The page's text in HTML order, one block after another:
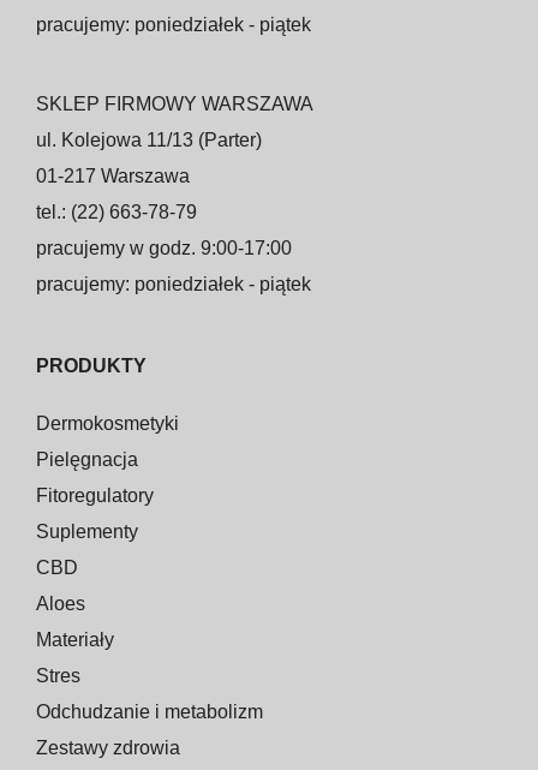
pracujemy: poniedziałek - piątek
SKLEP FIRMOWY WARSZAWA
ul. Kolejowa 11/13 (Parter)
01-217 Warszawa
tel.: (22) 663-78-79
pracujemy w godz. 9:00-17:00
pracujemy: poniedziałek - piątek
PRODUKTY
Dermokosmetyki
Pielęgnacja
Fitoregulatory
Suplementy
CBD
Aloes
Materiały
Stres
Odchudzanie i metabolizm
Zestawy zdrowia